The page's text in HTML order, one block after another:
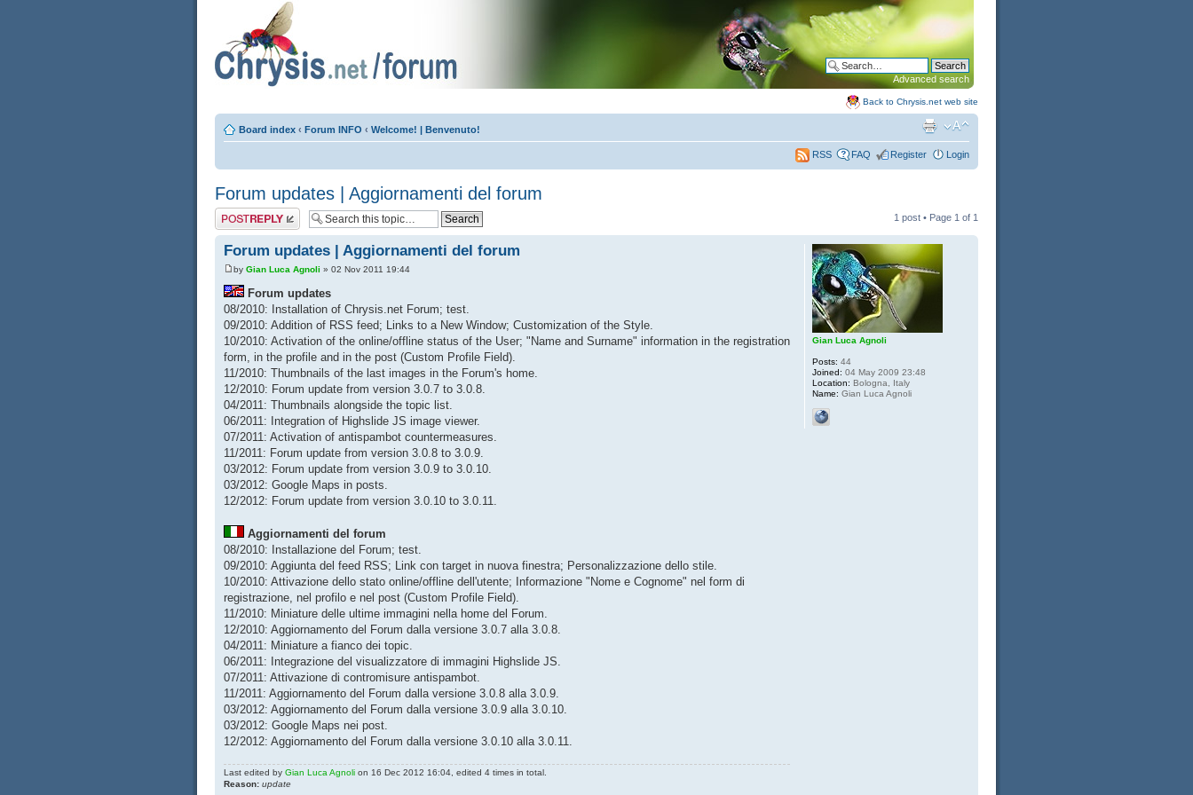
Advanced search
Back to Chrysis.net web site
Board index ‹ Forum INFO ‹ Welcome! | Benvenuto!
RSS FAQ Register Login
Forum updates | Aggiornamenti del forum
Post a reply 1 post • Page 1 of 1
Forum updates | Aggiornamenti del forum
by Gian Luca Agnoli » 02 Nov 2011 19:44
Forum updates
08/2010: Installation of Chrysis.net Forum; test.
09/2010: Addition of RSS feed; Links to a New Window; Customization of the Style.
10/2010: Activation of the online/offline status of the User; "Name and Surname" information in the registration
form, in the profile and in the post (Custom Profile Field).
11/2010: Thumbnails of the last images in the Forum's home.
12/2010: Forum update from version 3.0.7 to 3.0.8.
04/2011: Thumbnails alongside the topic list.
06/2011: Integration of Highslide JS image viewer.
07/2011: Activation of antispambot countermeasures.
11/2011: Forum update from version 3.0.8 to 3.0.9.
03/2012: Forum update from version 3.0.9 to 3.0.10.
03/2012: Google Maps in posts.
12/2012: Forum update from version 3.0.10 to 3.0.11.
Aggiornamenti del forum
08/2010: Installazione del Forum; test.
09/2010: Aggiunta del feed RSS; Link con target in nuova finestra; Personalizzazione dello stile.
10/2010: Attivazione dello stato online/offline dell'utente; Informazione "Nome e Cognome" nel form di
registrazione, nel profilo e nel post (Custom Profile Field).
11/2010: Miniature delle ultime immagini nella home del Forum.
12/2010: Aggiornamento del Forum dalla versione 3.0.7 alla 3.0.8.
04/2011: Miniature a fianco dei topic.
06/2011: Integrazione del visualizzatore di immagini Highslide JS.
07/2011: Attivazione di contromisure antispambot.
11/2011: Aggiornamento del Forum dalla versione 3.0.8 alla 3.0.9.
03/2012: Aggiornamento del Forum dalla versione 3.0.9 alla 3.0.10.
03/2012: Google Maps nei post.
12/2012: Aggiornamento del Forum dalla versione 3.0.10 alla 3.0.11.
Last edited by Gian Luca Agnoli on 16 Dec 2012 16:04, edited 4 times in total.
Reason: update
Gian Luca Agnoli
Posts: 44
Joined: 04 May 2009 23:48
Location: Bologna, Italy
Name: Gian Luca Agnoli